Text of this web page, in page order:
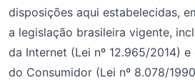
disposições aqui estabelecidas,
a legislação brasileira vigente,
da Internet (Lei nº 12.965/2014)
do Consumidor (Lei nº 8.078/